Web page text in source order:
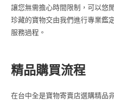
讓您無需擔心時間限制，可以悠
珍藏的寶物交由我們進行專業鑑
服務過程。
精品購買流程
在台中全是寶物寄賣店選購精品